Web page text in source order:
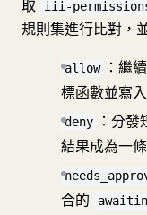
取
iii-
規則集進行比對，
allow ：繼
標函數並寫
deny ：分
結果成為一
合的